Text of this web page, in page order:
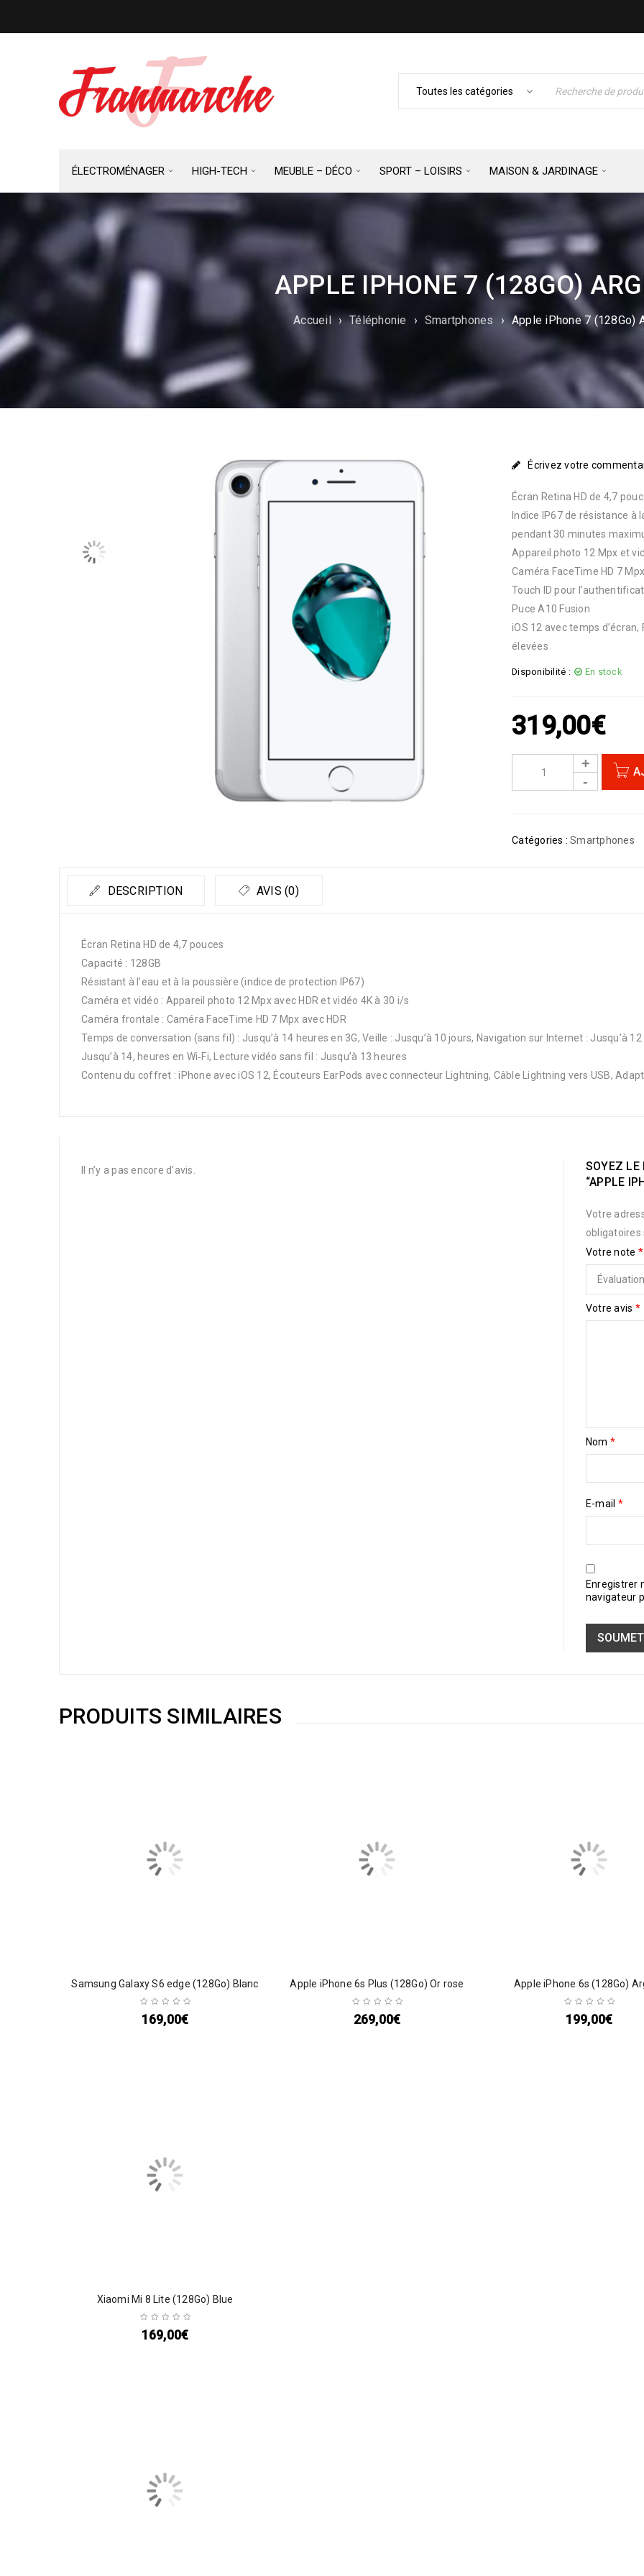
ÉLECTROMÉNAGER HIGH-TECH MEUBLE – DÉCO SPORT – LOISIRS MAISON & JARDINAGE
APPLE IPHONE 7 (128GO)
Accueil › Téléphonie › Smartphones › Apple iPhone 7 (128Go)
Écrivez votre
Écran Retina HD de 4,7
Indice IP67 de résistance à
pendant 30 minutes
Appareil photo 12 Mpx et
Caméra FaceTime HD 7
Touch ID pour
Puce A10 Fusion
iOS 12 avec temps
élevées
Disponibilité : En stock
319,00€
Catégories : Smartphones
DESCRIPTION AVIS (0)
Écran Retina HD de 4,7 pouces
Capacité : 128GB
Résistant à l’eau et à la poussière (indice de protection IP67)
Caméra et vidéo : Appareil photo 12 Mpx avec HDR et vidéo 4K à 30 i/s
Caméra frontale : Caméra FaceTime HD 7 Mpx avec HDR
Temps de conversation (sans fil) : Jusqu’à 14 heures en 3G, Veille : Jusqu’à 10 jours, Navigation sur Internet : Jusqu’à 12
Jusqu’à 14, heures en Wi‑Fi, Lecture vidéo sans fil : Jusqu’à 13 heures
Contenu du coffret : iPhone avec iOS 12, Écouteurs EarPods avec connecteur Lightning, Câble Lightning vers USB,
Il n’y a pas encore d’avis.
SOYEZ LE
“APPLE
Votre
obligatoires
Votre note *
Votre avis *
Nom *
E-mail *
Enregistrer
navigateur
PRODUITS SIMILAIRES
Samsung Galaxy S6 edge (128Go) Blanc
169,00€
Apple iPhone 6s Plus (128Go) Or rose
269,00€
Apple iPhone 6s (128Go)
199,00€
Xiaomi Mi 8 Lite (128Go) Blue
169,00€